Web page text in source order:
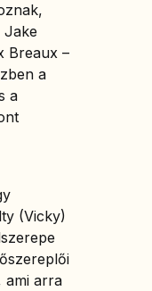
Jake
Breaux –
a
a
(Vicky)
ami arra